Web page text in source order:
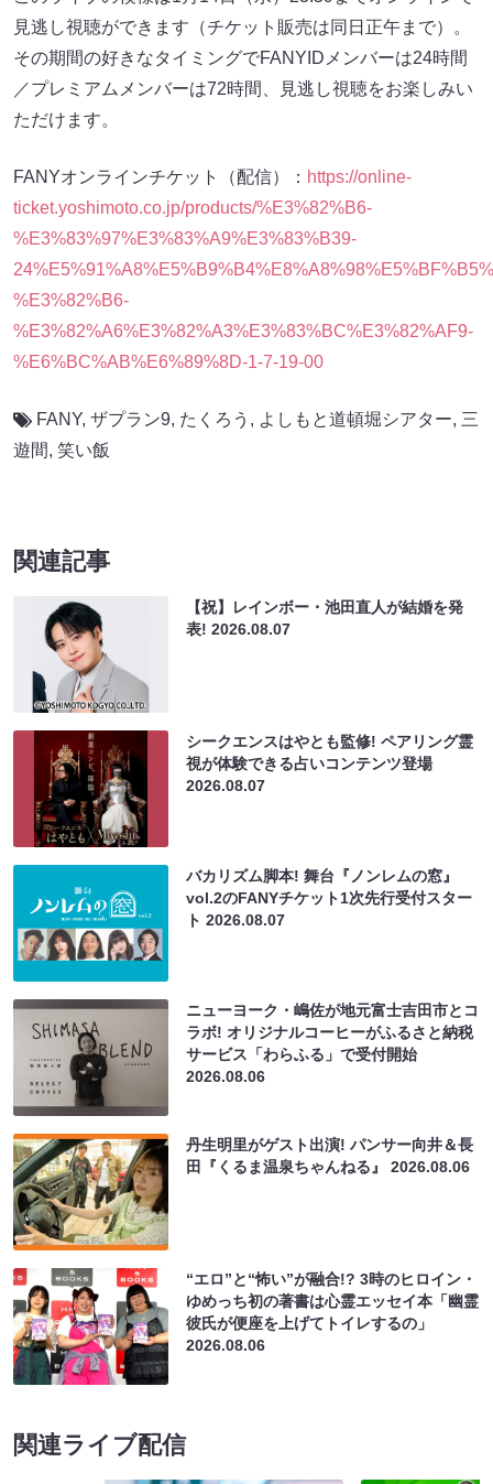
見逃し視聴ができます（チケット販売は同日正午まで）。
その期間の好きなタイミングでFANYIDメンバーは24時間
／プレミアムメンバーは72時間、見逃し視聴をお楽しみい
ただけます。
FANYオンラインチケット（配信）： https://online-
ticket.yoshimoto.co.jp/products/%E3%82%B6-
%E3%83%97%E3%83%A9%E3%83%B39-
%E3%82%B6-
%E3%82%A6%E3%82%A3%E3%83%BC%E3%82%AF9-
%E6%BC%AB%E6%89%8D-1-7-19-00
FANY, ザプラン9, たくろう , よしもと道頓堀シアター, 三
遊間, 笑い飯
関連記事
【祝】レインボー・池田直人が結婚を発
表!2026.08.07
シークエンスはやとも監修! ペアリング霊
視が体験できる占いコンテンツ登場
2026.08.07
バカリズム脚本! 舞台『ノンレムの窓』
vol.2のFANYチケット1次先行受付スター
ト2026.08.07
ニューヨーク・嶋佐が地元富士吉田市とコ
ラボ! オリジナルコーヒーがふるさと納税
サービス「わらふる」で受付開始
2026.08.06
丹生明里がゲスト出演! パンサー向井＆長
田『くるま温泉ちゃんねる』2026.08.06
“エロ”と“怖い”が融合!? 3時のヒロイン・
ゆめっち初の著書は心霊エッセイ本「幽霊
彼氏が便座を上げてトイレするの」
2026.08.06
関連ライブ配信